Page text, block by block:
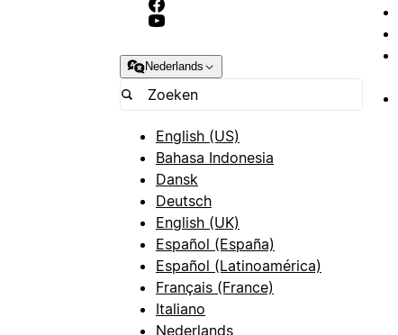
Nederlands
English (US)
Bahasa Indonesia
Dansk
Deutsch
English (UK)
Español (España)
Español (Latinoamérica)
Français (France)
Italiano
Nederlands